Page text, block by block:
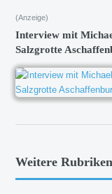
(Anzeige)
Interview mit
Salzgrotte
Weitere Rubriken